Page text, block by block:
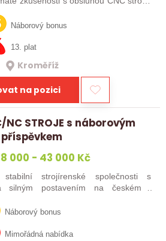
dokumentaci a máte chuť naučit se
Náborový bonus
13. plat
Kroměříž
na pozici
NC STROJE s náborovým
příspěvkem
000 - 43 000 Kč
strojírenské společnosti s
silným postavením na českém i
typů…
Náborový bonus
Mimořádná nabídka